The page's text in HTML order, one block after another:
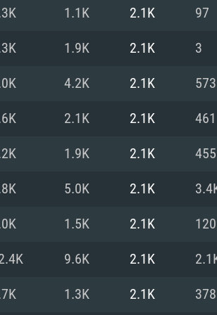
mais
com DirectX 11 ou
ou superior, Radeon RX
(Intel Xeon não
Vega II ou superior
banda larga.
de 6 meses) /
com os drivers mais
1.1K 2.1K 97
1.9K 2.1K 3
4.2K 2.1K 573
2.1K 2.1K 461
1.9K 2.1K 455
5.0K 2.1K
1.5K 2.1K 120
9.6K 2.1K
1.3K 2.1K 378